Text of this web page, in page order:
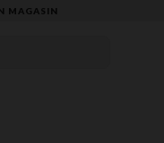
MAGASIN​